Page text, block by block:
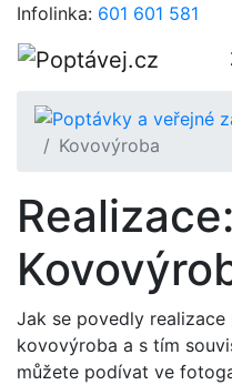
Infolinka: 601 601 581
Kovovýroba
Realizace:
Jak se povedly
kovovýroba a s tím
můžete podívat ve